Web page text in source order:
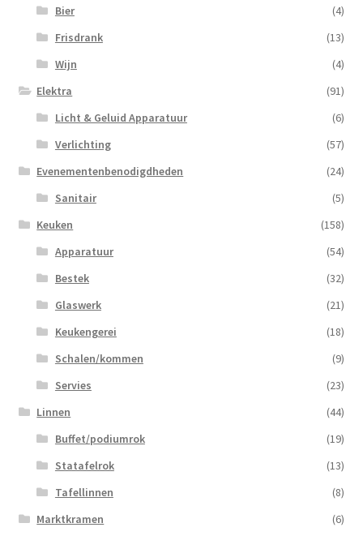
Bier
(4)
Frisdrank
(13)
Wijn
(4)
Elektra
(91)
Licht & Geluid Apparatuur
(6)
Verlichting
(57)
Evenementenbenodigdheden
(24)
Sanitair
(5)
Keuken
(158)
Apparatuur
(54)
Bestek
(32)
Glaswerk
(21)
Keukengerei
(18)
Schalen/kommen
(9)
Servies
(23)
Linnen
(44)
Buffet/podiumrok
(19)
Statafelrok
(13)
Tafellinnen
(8)
Marktkramen
(6)